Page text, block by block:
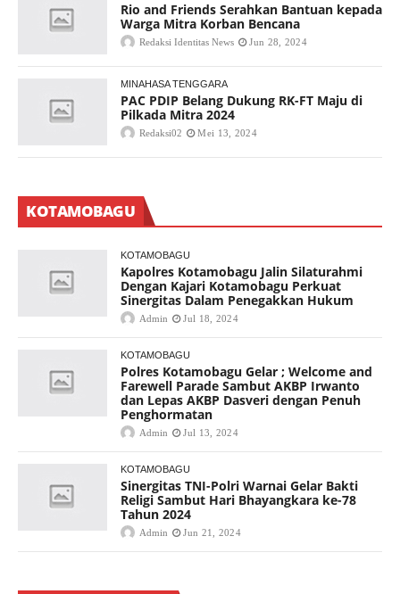
Rio and Friends Serahkan Bantuan kepada
Warga Mitra Korban Bencana
Redaksi Identitas News Jun 28, 2024
MINAHASA TENGGARA
PAC PDIP Belang Dukung RK-FT Maju di
Pilkada Mitra 2024
Redaksi02 Mei 13, 2024
KOTAMOBAGU
KOTAMOBAGU
Kapolres Kotamobagu Jalin Silaturahmi
Dengan Kajari Kotamobagu Perkuat
Sinergitas Dalam Penegakkan Hukum
Admin Jul 18, 2024
KOTAMOBAGU
Polres Kotamobagu Gelar ; Welcome and
Farewell Parade Sambut AKBP Irwanto
dan Lepas AKBP Dasveri dengan Penuh
Penghormatan
Admin Jul 13, 2024
KOTAMOBAGU
Sinergitas TNI-Polri Warnai Gelar Bakti
Religi Sambut Hari Bhayangkara ke-78
Tahun 2024
Admin Jun 21, 2024